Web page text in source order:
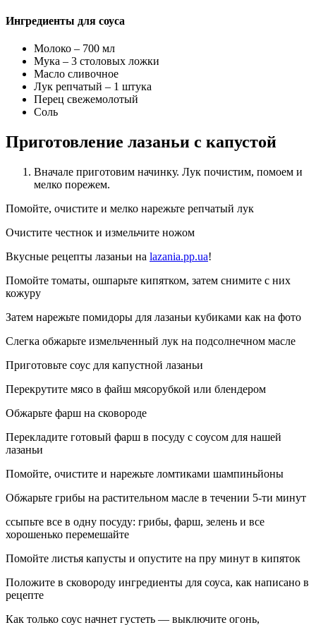
Ингредиенты для соуса
Молоко – 700 мл
Мука – 3 столовых ложки
Масло сливочное
Лук репчатый – 1 штука
Перец свежемолотый
Соль
Приготовление лазаньи с капустой
Вначале приготовим начинку. Лук почистим, помоем и
мелко порежем.
Помойте, очистите и мелко нарежьте репчатый лук
Очистите честнок и измельчите ножом
Вкусные рецепты лазаньи на lazania.pp.ua!
Помойте томаты, ошпарьте кипятком, затем снимите с них
кожуру
Затем нарежьте помидоры для лазаньи кубиками как на фото
Слегка обжарьте измельченный лук на подсолнечном масле
Приготовьте соус для капустной лазаньи
Перекрутите мясо в файш мясорубкой или блендером
Обжарьте фарш на сковороде
Перекладите готовый фарш в посуду с соусом для нашей
лазаньи
Помойте, очистите и нарежьте ломтиками шампиньйоны
Обжарьте грибы на растительном масле в течении 5-ти минут
ссыпьте все в одну посуду: грибы, фарш, зелень и все
хорошенько перемешайте
Помойте листья капусты и опустите на пру минут в кипяток
Положите в сковороду ингредиенты для соуса, как написано в
рецепте
Как только соус начнет густеть — выключите огонь,